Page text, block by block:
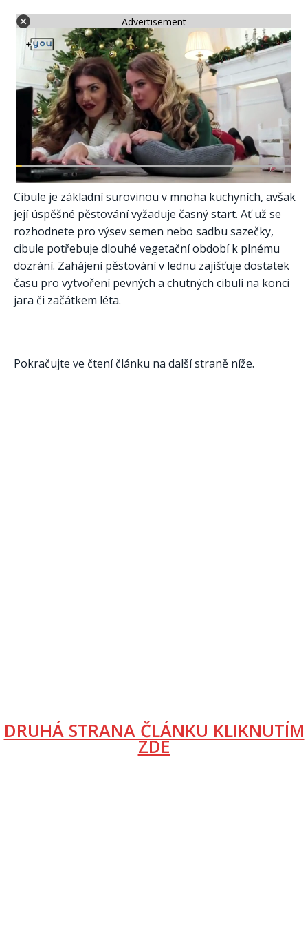
Advertisement
Cibule je základní surovinou v mnoha kuchyních, avšak
její úspěšné pěstování vyžaduje časný start. Ať už se
rozhodnete pro výsev semen nebo sadbu sazečky,
cibule potřebuje dlouhé vegetační období k plnému
dozrání. Zahájení pěstování v lednu zajišťuje dostatek
času pro vytvoření pevných a chutných cibulí na konci
jara či začátkem léta.
Pokračujte ve čtení článku na další straně níže.
DRUHÁ STRANA ČLÁNKU KLIKNUTÍM
ZDE